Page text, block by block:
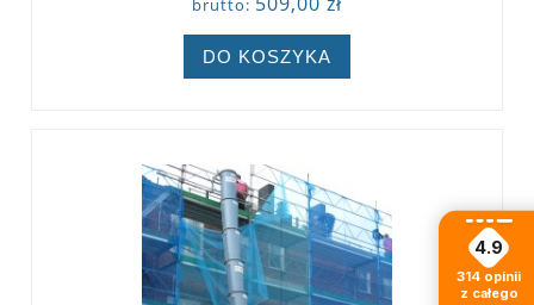
DO KOSZYKA
4.9
314 opinii
z całego